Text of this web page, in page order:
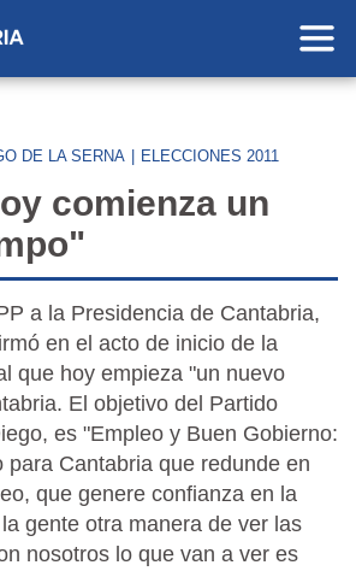
DE LA SERNA ELECCIONES 2011
comienza un
a la Presidencia de Cantabria,
en el acto de inicio de la
que hoy empieza "un nuevo
El objetivo del Partido
es "Empleo y Buen Gobierno:
para Cantabria que redunde en
que genere confianza en la
gente otra manera de ver las
nosotros lo que van a ver es